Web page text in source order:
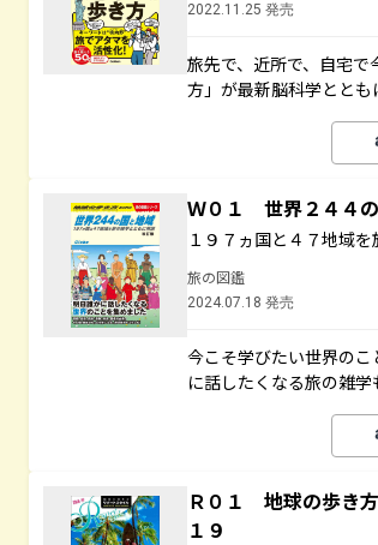
2022.11.25 発売
旅先で、近所で、自宅
方」が最新脳科学ととも
Ｗ０１ 世界２４４
１９７ヵ国と４７地域
旅の図鑑
2024.07.18 発売
今こそ学びたい世界の
に話したくなる旅の雑学
Ｒ０１ 地球の歩き
１９